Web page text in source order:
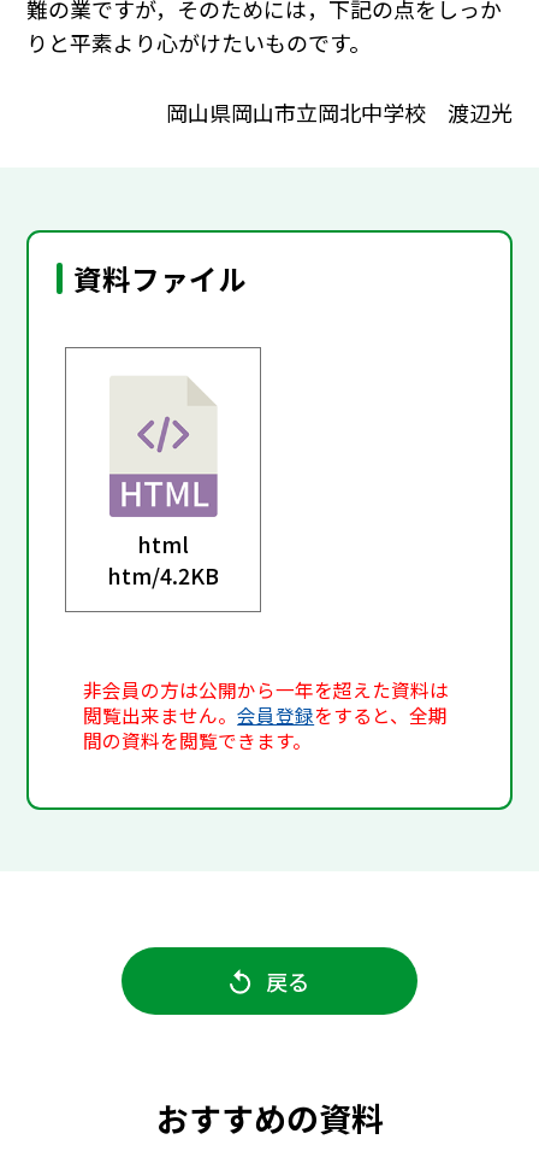
難の業ですが，そのためには，下記の点をしっか
りと平素より心がけたいものです。
岡山県岡山市立岡北中学校 渡辺光
資料ファイル
html
htm/4.2KB
非会員の方は公開から一年を超えた資料は
閲覧出来ません。会員登録をすると、全期
間の資料を閲覧できます。
戻る
おすすめの資料